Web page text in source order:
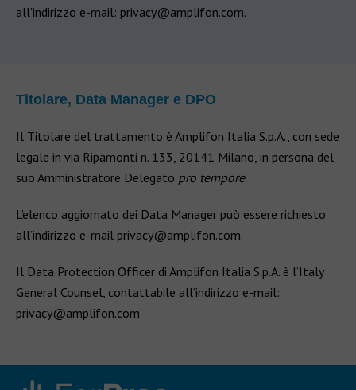
all'indirizzo e-mail: privacy@amplifon.com.
Titolare, Data Manager e DPO
Il Titolare del trattamento è Amplifon Italia S.p.A., con sede
legale in via Ripamonti n. 133, 20141 Milano, in persona del
suo Amministratore Delegato pro tempore.
L’elenco aggiornato dei Data Manager può essere richiesto
all’indirizzo e-mail privacy@amplifon.com.
Il Data Protection Officer di Amplifon Italia S.p.A. è l’Italy
General Counsel, contattabile all’indirizzo e-mail:
privacy@amplifon.com